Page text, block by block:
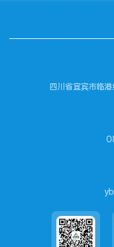
四川省宜宾市临